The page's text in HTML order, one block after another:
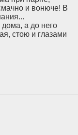
и вонюче! В
а до него
стою и глазами
представляете,
не уволок! В
«надо к